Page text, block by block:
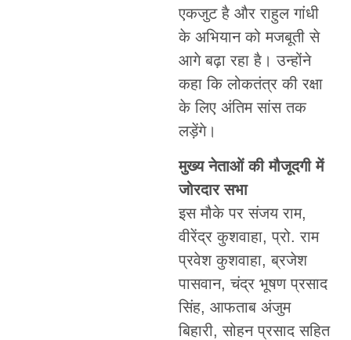
एकजुट है और राहुल गांधी
के अभियान को मजबूती से
आगे बढ़ा रहा है। उन्होंने
कहा कि लोकतंत्र की रक्षा
के लिए अंतिम सांस तक
लड़ेंगे।
मुख्य नेताओं की मौजूदगी में
जोरदार सभा
इस मौके पर संजय राम,
वीरेंद्र कुशवाहा, प्रो. राम
प्रवेश कुशवाहा, ब्रजेश
पासवान, चंद्र भूषण प्रसाद
सिंह, आफताब अंजुम
बिहारी, सोहन प्रसाद सहित